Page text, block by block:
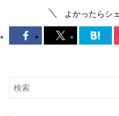
よかったらシ